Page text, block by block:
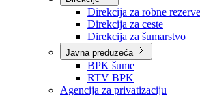
Kantonalna uprava za
Kantonalna uprava civilne
Direkcije
Direkcija za robne rezerve
Direkcija za ceste
Direkcija za šumarstvo
Javna preduzeća